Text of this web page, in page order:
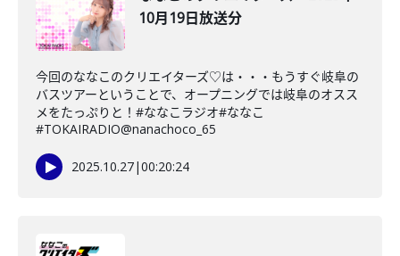
10月19日放送分
今回のななこのクリエイターズ♡は・・・もうすぐ岐阜の
バスツアーということで、オープニングでは岐阜のオスス
メをたっぷりと！#ななこラジオ#ななこ
#TOKAIRADIO@nanachoco_65
2025.10.27|00:20:24